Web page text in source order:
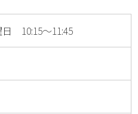
10:15～11:45